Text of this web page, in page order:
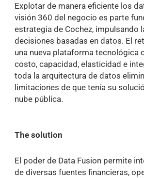
Explotar de manera eficiente los
visión 360 del negocio es parte
estrategia de Cochez, impulsando
decisiones basadas en datos. El
una nueva plataforma tecnológica
costo, capacidad, elasticidad e
toda la arquitectura de datos
limitaciones de que tenía su
nube pública.
The solution
El poder de Data Fusion permite
de diversas fuentes financieras,